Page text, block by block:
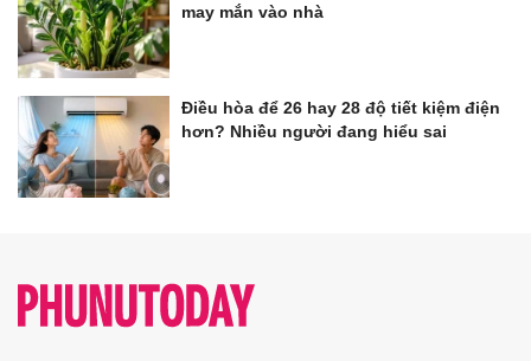
may mắn vào nhà
Điều hòa để 26 hay 28 độ tiết kiệm điện
hơn? Nhiều người đang hiểu sai